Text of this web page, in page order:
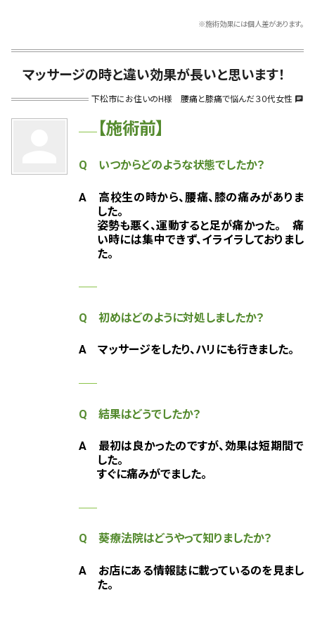
※施術効果には個人差があります。
マッサージの時と違い効果が長いと思います！
下松市にお住いのH様 腰痛と膝痛で悩んだ３０代女性 chat
【施術前】
Q いつからどのような状態でしたか？
A 高校生の時から、腰痛、膝の痛みがありま
した。
姿勢も悪く、運動すると足が痛かった。 痛
い時には集中できず、イライラしておりまし
た。
Q 初めはどのように対処しましたか？
A マッサージをしたり、ハリにも行きました。
Q 結果はどうでしたか？
A
最初は良かったのですが、効果は短期間で
した。
すぐに痛みがでました。
Q 葵療法院はどうやって知りましたか？
A お店にある情報誌に載っているのを見まし
た。